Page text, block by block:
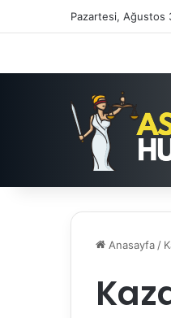
Pazartesi, Ağustos
Anasayfa /